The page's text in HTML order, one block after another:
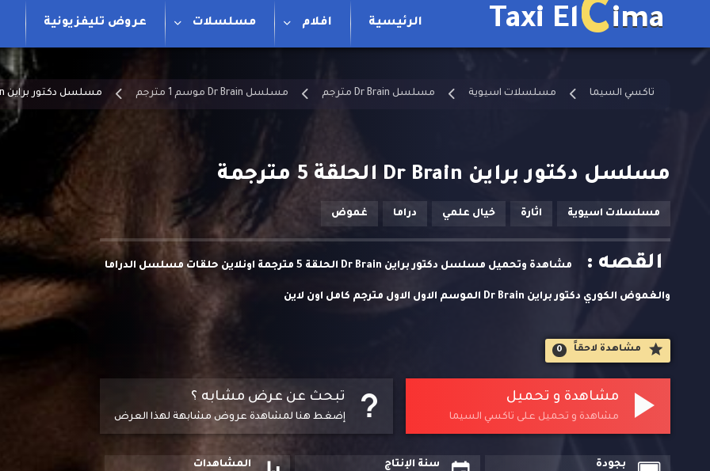
Taxi ElCima الرئيسية افلام مسلسلات عروض تليفزيونية
تاكسي السيما مسلسلات اسيوية مسلسل Dr Brain مترجم مسلسل Dr Brain موسم 1 مترجم مسلسل دكتور براين Dr Brain الحلقة 5 مترجمة
مسلسل دكتور براين Dr Brain الحلقة 5 مترجمة
مسلسلات اسيوية اثارة خيال علمي دراما غموض
القصه : مشاهدة وتحميل مسلسل دكتور براين Dr Brain الحلقة 5 مترجمة اونلاين حلقات مسلسل الدراما
والغموض الكوري دكتور براين Dr Brain الموسم الاول الاول مترجم كامل اون لاين
مشاهدة لاحقاََ 0
تبحث عن عرض مشابه ؟
إضغط هنا لمشاهدة عروض مشابهة لهذا العرض
مشاهدة و تحميل
مشاهدة و تحميل على تاكسي السيما
بجودة
سنة الإنتاج
المشاهدات